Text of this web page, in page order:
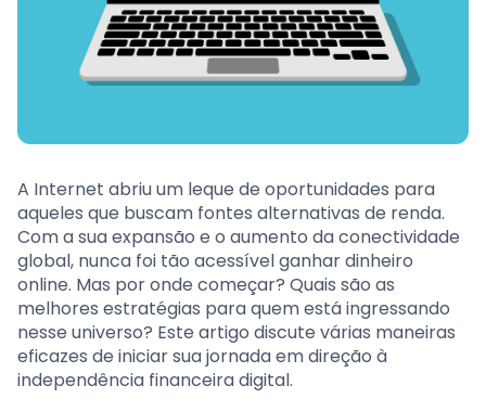
A Internet abriu um leque de oportunidades para
aqueles que buscam fontes alternativas de renda.
Com a sua expansão e o aumento da conectividade
global, nunca foi tão acessível ganhar dinheiro
online. Mas por onde começar? Quais são as
melhores estratégias para quem está ingressando
nesse universo? Este artigo discute várias maneiras
eficazes de iniciar sua jornada em direção à
independência financeira digital.